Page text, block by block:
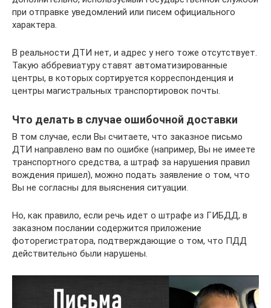
при отправке уведомлений или писем официального
характера.
В реальности ДТИ нет, и адрес у него тоже отсутствует.
Такую аббревиатуру ставят автоматизированные
центры, в которых сортируется корреспонденция и
центры магистральных транспортировок почты.
Что делать в случае ошибочной доставки
В том случае, если Вы считаете, что заказное письмо
ДТИ направлено вам по ошибке (например, Вы не имеете
транспортного средства, а штраф за нарушения правил
вождения пришел), можно подать заявление о том, что
Вы не согласны для выяснения ситуации.
Но, как правило, если речь идет о штрафе из ГИБДД, в
заказном послании содержится приложение
фоторегистратора, подтверждающие о том, что ПДД
действительно были нарушены.